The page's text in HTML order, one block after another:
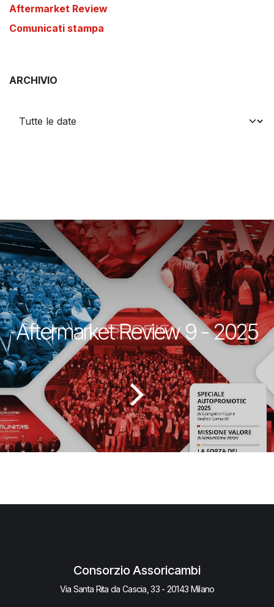
Aftermarket Review
Comunicati stampa
ARCHIVIO
Aftermarket Review 9 - 2025
Consorzio Assoricambi
Via Santa Rita da Cascia, 33 - 20143 Milano